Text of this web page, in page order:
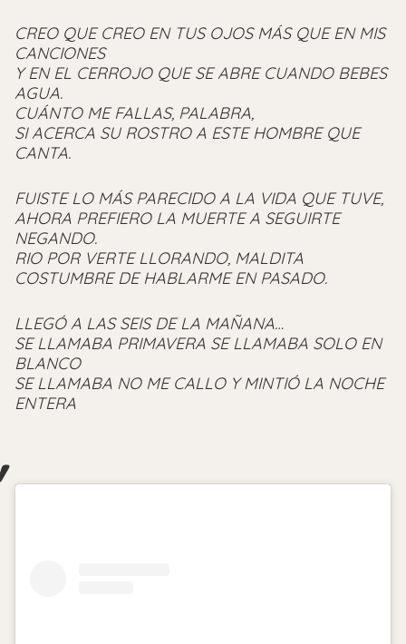
CREO QUE CREO EN TUS OJOS MÁS QUE EN MIS
CANCIONES
Y EN EL CERROJO QUE SE ABRE CUANDO BEBES
AGUA.
CUÁNTO ME FALLAS, PALABRA,
SI ACERCA SU ROSTRO A ESTE HOMBRE QUE
CANTA.
FUISTE LO MÁS PARECIDO A LA VIDA QUE TUVE,
AHORA PREFIERO LA MUERTE A SEGUIRTE
NEGANDO.
RIO POR VERTE LLORANDO, MALDITA
COSTUMBRE DE HABLARME EN PASADO.
LLEGÓ A LAS SEIS DE LA MAÑANA…
SE LLAMABA PRIMAVERA SE LLAMABA SOLO EN
BLANCO
SE LLAMABA NO ME CALLO Y MINTIÓ LA NOCHE
ENTERA